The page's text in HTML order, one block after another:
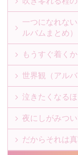
一つになれな
ルバムまとめ）
もうすぐ着く
世界観（アルバ
泣きたくなる
夜にしがみつ
だからそれは